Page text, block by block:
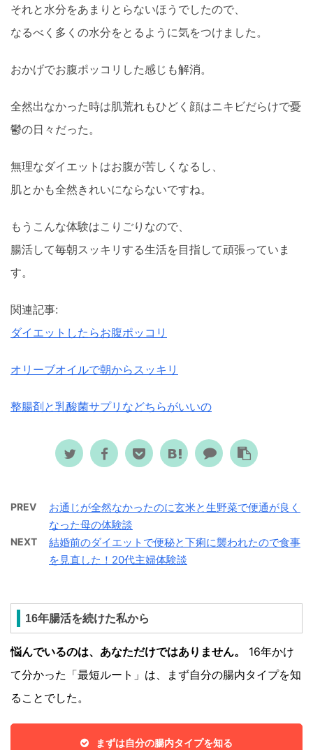
それと水分をあまりとらないほうでしたので、
なるべく多くの水分をとるように気をつけました。
おかげでお腹ポッコリした感じも解消。
全然出なかった時は肌荒れもひどく顔はニキビだらけで憂
鬱の日々だった。
無理なダイエットはお腹が苦しくなるし、
肌とかも全然きれいにならないですね。
もうこんな体験はこりごりなので、
腸活して毎朝スッキリする生活を目指して頑張っていま
す。
関連記事:
ダイエットしたらお腹ポッコリ
オリーブオイルで朝からスッキリ
整腸剤と乳酸菌サプリなどちらがいいの
PREV
お通じが全然なかったのに玄米と生野菜で便通が良く
なった母の体験談
NEXT
結婚前のダイエットで便秘と下痢に襲われたので食事
を見直した！20代主婦体験談
16年腸活を続けた私から
悩んでいるのは、あなただけではありません。
16年かけ
て分かった「最短ルート」は、まず自分の腸内タイプを知
ることでした。
まずは自分の腸内タイプを知る